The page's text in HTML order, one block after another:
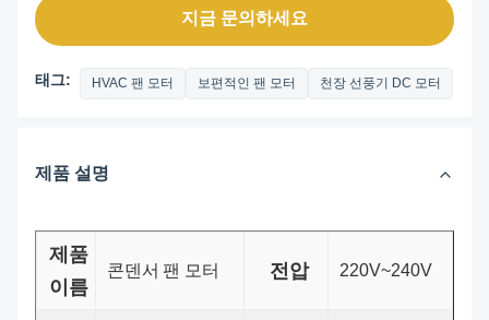
지금 문의하세요
태그: HVAC 팬 모터 보편적인 팬 모터 천장 선풍기 DC 모터
제품 설명
제품
이름
콘덴서 팬 모터 전압 220V~240V